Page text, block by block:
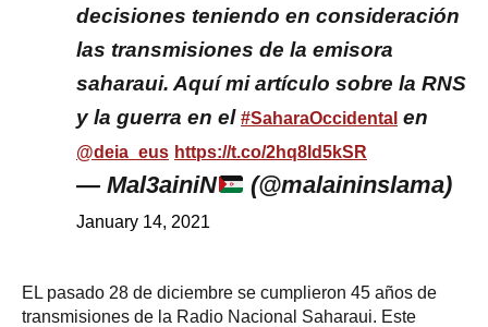
decisiones teniendo en consideración
las transmisiones de la emisora
saharaui. Aquí mi artículo sobre la RNS
y la guerra en el #SaharaOccidental en
@deia_eus https://t.co/2hq8ld5kSR
— Mal3ainiN (@malaininslama)
January 14, 2021
E L pasado 28 de diciembre se cumplieron 45 años de
transmisiones de la Radio Nacional Saharaui. Este